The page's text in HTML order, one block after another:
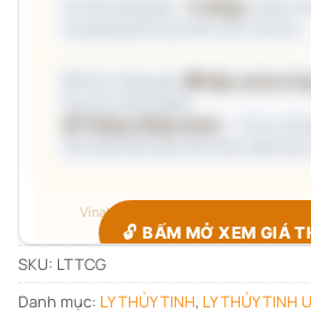
🔓 BẤM MỞ XEM GIÁ
Giá đang ẩn — xác nhận bạn thuộc
Vinaly · Công xưởng quà tặng B2B ·
SKU: LTTCG
Danh mục: LY THỦY TINH, LY THỦY TINH